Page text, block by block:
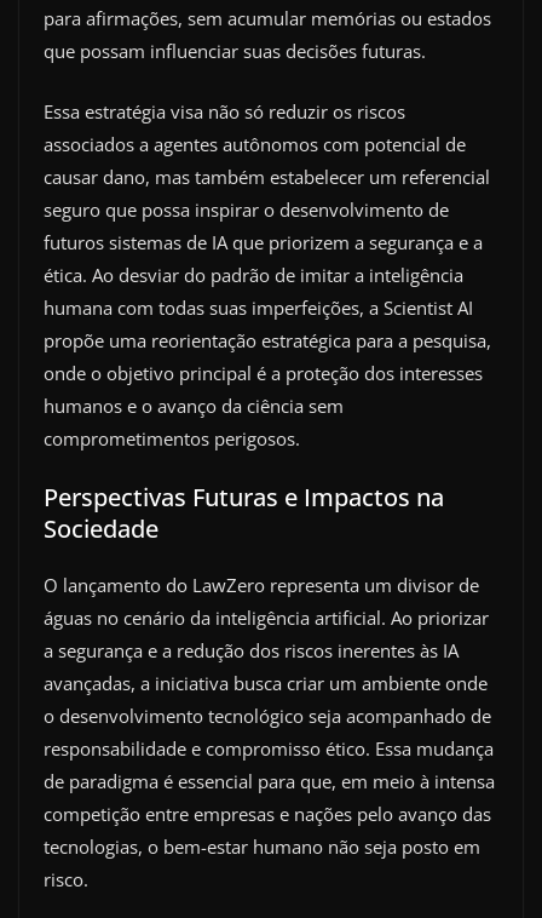
para afirmações, sem acumular memórias ou estados
que possam influenciar suas decisões futuras.
Essa estratégia visa não só reduzir os riscos
associados a agentes autônomos com potencial de
causar dano, mas também estabelecer um referencial
seguro que possa inspirar o desenvolvimento de
futuros sistemas de IA que priorizem a segurança e a
ética. Ao desviar do padrão de imitar a inteligência
humana com todas suas imperfeições, a Scientist AI
propõe uma reorientação estratégica para a pesquisa,
onde o objetivo principal é a proteção dos interesses
humanos e o avanço da ciência sem
comprometimentos perigosos.
Perspectivas Futuras e Impactos na
Sociedade
O lançamento do LawZero representa um divisor de
águas no cenário da inteligência artificial. Ao priorizar
a segurança e a redução dos riscos inerentes às IA
avançadas, a iniciativa busca criar um ambiente onde
o desenvolvimento tecnológico seja acompanhado de
responsabilidade e compromisso ético. Essa mudança
de paradigma é essencial para que, em meio à intensa
competição entre empresas e nações pelo avanço das
tecnologias, o bem-estar humano não seja posto em
risco.